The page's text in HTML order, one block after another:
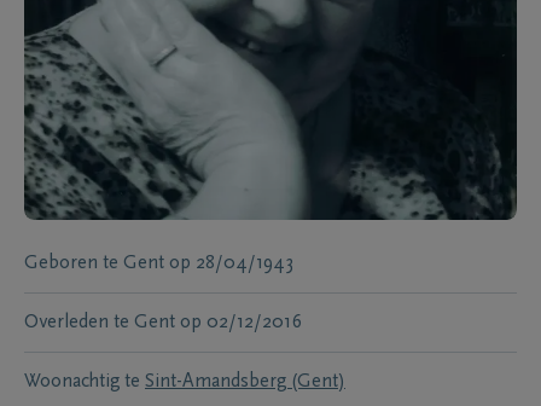
Geboren te Gent op 28/04/1943
Overleden te Gent op 02/12/2016
Woonachtig te Sint-Amandsberg (Gent)